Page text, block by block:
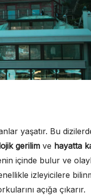
yaşatır. Bu
gerilim ve hayatta
içinde bulur ve
izleyicilere
açığa çıkarır.